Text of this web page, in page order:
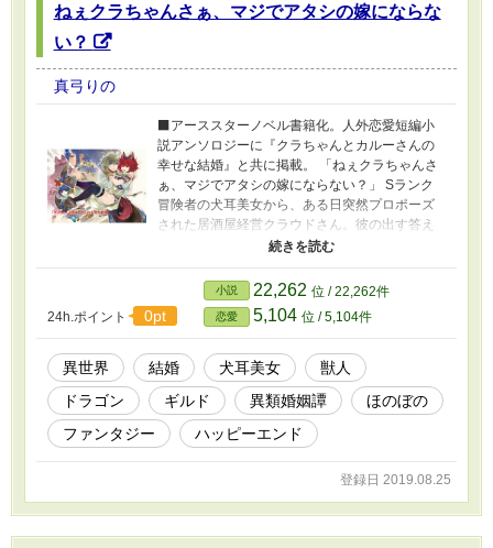
ねぇクラちゃんさぁ、マジでアタシの嫁にならな
い？
真弓りの
⬛アーススターノベル書籍化。人外恋愛短編小
説アンソロジーに『クラちゃんとカルーさんの
幸せな結婚』と共に掲載。 「ねぇクラちゃんさ
ぁ、マジでアタシの嫁にならない？」 Sランク
冒険者の犬耳美女から、ある日突然プロポーズ
された居酒屋経営クラウドさん。彼の出す答え
とは？ 今回は視点切り替えにチャレンジなの
24h.ポイント 0pt
小説 22,262 位 / 22,262件
恋愛 5,104 位 / 5,104件
異世界 結婚 犬耳美女
獣人
ドラゴン
ギルド 異類婚姻譚
ほのぼの
ファンタジー
ハッピーエンド
登録日 2019.08.25